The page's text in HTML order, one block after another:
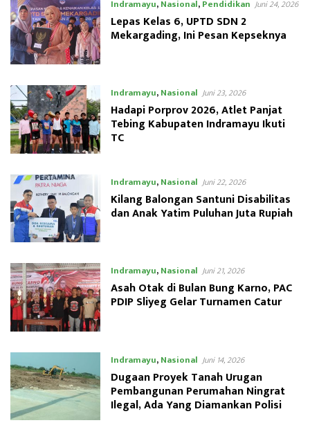
Indramayu,Nasional,Pendidikan Juni 24, 2026
Lepas Kelas 6, UPTD SDN 2
Mekargading, Ini Pesan Kepseknya
Indramayu,Nasional Juni 23, 2026
Hadapi Porprov 2026, Atlet Panjat
Tebing Kabupaten Indramayu Ikuti
TC
Indramayu,Nasional Juni 22, 2026
Kilang Balongan Santuni Disabilitas
dan Anak Yatim Puluhan Juta Rupiah
Indramayu,Nasional Juni 21, 2026
Asah Otak di Bulan Bung Karno, PAC
PDIP Sliyeg Gelar Turnamen Catur
Indramayu,Nasional Juni 14, 2026
Dugaan Proyek Tanah Urugan
Pembangunan Perumahan Ningrat
Ilegal, Ada Yang Diamankan Polisi